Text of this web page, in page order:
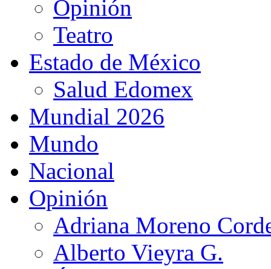
Opinión
Teatro
Estado de México
Salud Edomex
Mundial 2026
Mundo
Nacional
Opinión
Adriana Moreno
Alberto Vieyra G.